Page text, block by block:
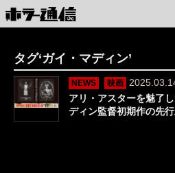
タグ‘ガイ・マディン’
NEWS 映画
アリ・アスターを魅了
ディン監督初期作の先